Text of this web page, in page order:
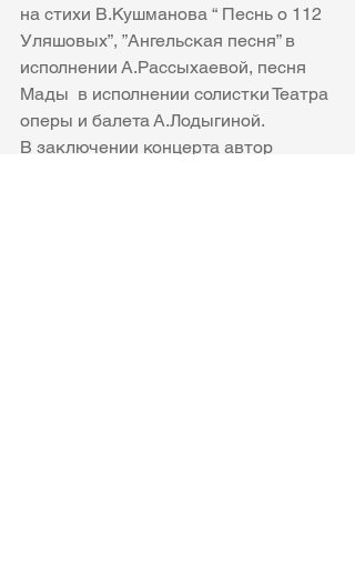
на стихи В.Кушманова “ Песнь о 112
Уляшовых”, ”Ангельская песня” в
исполнении А.Рассыхаевой, песня
Мады  в исполнении солистки Театра
оперы и балета А.Лодыгиной.
В заключении концерта автор